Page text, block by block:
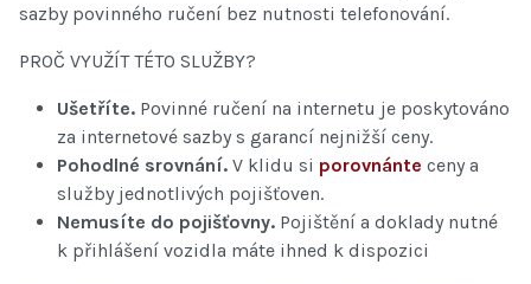
sazby povinného ručení bez nutnosti telefonování.
PROČ VYUŽÍT TÉTO SLUŽBY?
Ušetříte. Povinné ručení na internetu je poskytováno
za internetové sazby s garancí nejnižší ceny.
Pohodlné srovnání. V klidu si porovnánte ceny a
služby jednotlivých pojišťoven.
Nemusíte do pojišťovny. Pojištění a doklady nutné
k přihlášení vozidla máte ihned k dispozici